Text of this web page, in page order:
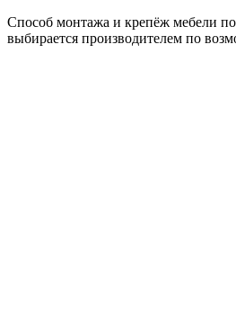
Способ монтажа и крепёж мебели
выбирается производителем по